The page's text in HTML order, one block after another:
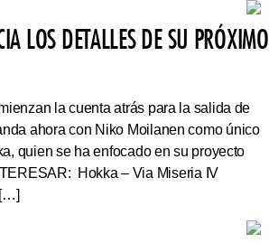
LOS DETALLES DE SU PRÓXIMO
la cuenta atrás para la salida de
ahora con Niko Moilanen como único
quien se ha enfocado en su proyecto
Hokka – Via Miseria IV